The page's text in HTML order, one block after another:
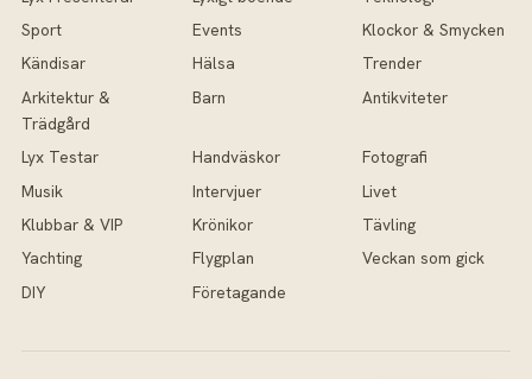
Sport
Events
Klockor & Smycken
Kändisar
Hälsa
Trender
Arkitektur &
Trädgård
Barn Antikviteter
Lyx Testar Handväskor
Fotografi
Musik
Intervjuer
Livet
Klubbar & VIP
Krönikor
Tävling
Yachting
Flygplan
Veckan som gick
DIY
Företagande